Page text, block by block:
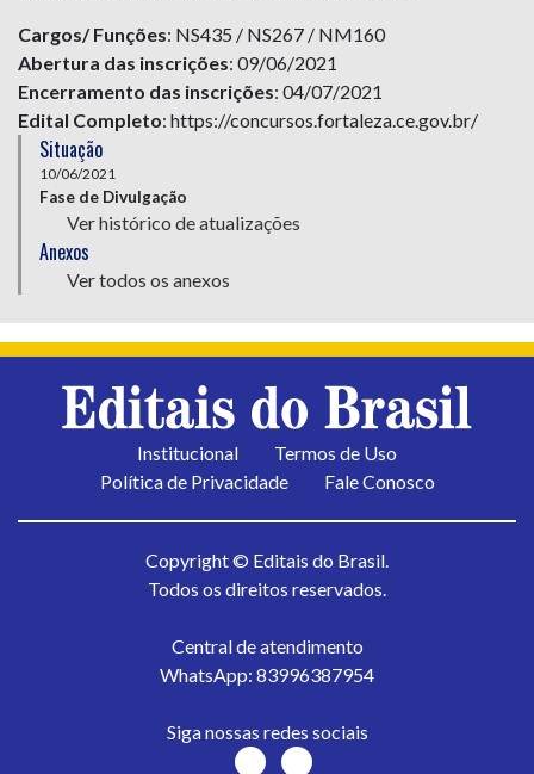
Cargos/ Funções: NS435 / NS267 / NM160
Abertura das inscrições: 09/06/2021
Encerramento das inscrições: 04/07/2021
Edital Completo: https://concursos.fortaleza.ce.gov.br/
Situação
10/06/2021
Fase de Divulgação
Ver histórico de atualizações
Anexos
Ver todos os anexos
Institucional
Termos de Uso
Política de Privacidade
Fale Conosco
Copyright © Editais do Brasil.
Todos os direitos reservados.
Central de atendimento
WhatsApp: 83996387954
Siga nossas redes sociais